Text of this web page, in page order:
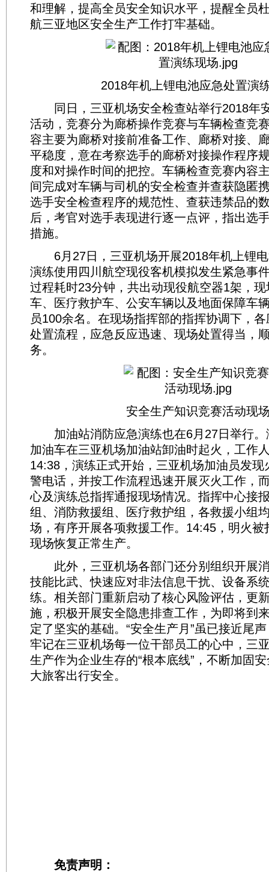
和理解，提高全员安全知识水平，提醒全员
航三亚地区安全生产工作打牢基础。
2018年机上锂电池应急处置演
同日，三亚机场安全检查站举行2018年
活动，竞赛分为廊桥操作竞赛与车辆检查竞
容主要为廊桥对接前准备工作、廊桥对接、
平稳度，意在考察选手的廊桥对接操作程序
度和对操作时间的把控。车辆检查竞赛内容
间完成对车辆与司机的安全检查并查获隐匿
选手安全检查程序的规范性、查获违禁品的
后，考官对选手表现进行逐一点评，指出选
措施。
6月27日，三亚机场开展2018年机上锂电
演练使用四川航空现役客机模拟发生紧急事
过程耗时23分钟，共出动现役航空器1架，
车、医疗救护车、公安车辆以及地面保障车
员100余名。在现场指挥部的指挥协调下，
处置流程，应急反应迅速、现场处置得当，
务。
安全生产知识竞赛活动现
加油站消防应急演练也在6月27日举行。
加油车在三亚机场加油站卸油时起火，工作
14:38，演练正式开始，三亚机场加油员发现
警电话，并按工作流程迅速开展灭火工作，
心及演练总指挥通报现场情况。指挥中心接
组、消防救援组、医疗救护组，各救援小组
场，有序开展各项救援工作。14:45，明火被
现场恢复正常生产。
此外，三亚机场各部门还分别组织开展
技能比武、快速应对非法信息干扰、设备系
练。相关部门重新启动了核心风险评估，更
施，积极开展安全隐患排查工作，为即将到
定了坚实的基础。“安全生产月”虽已接近尾
牢记在三亚机场每一位干部员工的心中，三
生产作为企业生存的“根本底线”，不断加固安
大旅客出行安全。
免责声明：